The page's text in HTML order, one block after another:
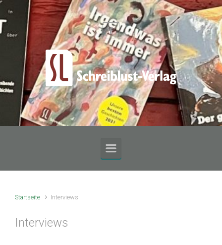
Zum Hauptinhalt springen
Startseite Interviews
Interviews